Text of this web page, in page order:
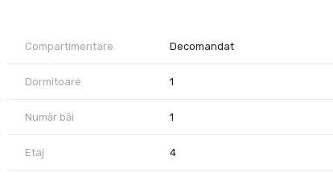
Compartimentare Decomandat
Dormitoare 1
Număr băi 1
Etaj 4